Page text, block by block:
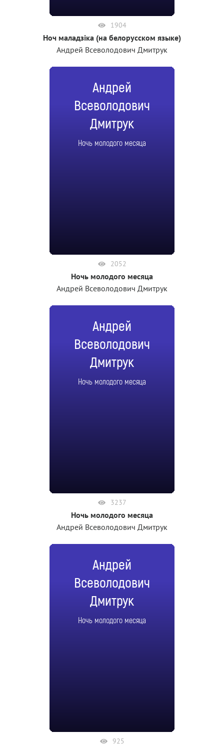
1904
Ноч маладзiка (на белорусском языке)
Андрей Всеволодович Дмитрук
Андрей
Всеволодович
Дмитрук
Ночь молодого месяца
2052
Ночь молодого месяца
Андрей Всеволодович Дмитрук
Андрей
Всеволодович
Дмитрук
Ночь молодого месяца
3237
Ночь молодого месяца
Андрей Всеволодович Дмитрук
Андрей
Всеволодович
Дмитрук
Ночь молодого месяца
925